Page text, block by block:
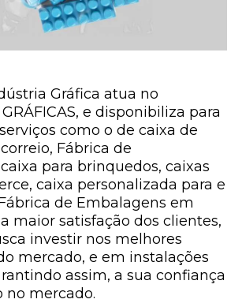
Gráfica atua no
e disponibiliza para
como o de caixa de
Fábrica de
para brinquedos, caixas
caixa personalizada para e
de Embalagens em
maior satisfação dos clientes,
investir nos melhores
mercado, e em instalações
assim, a sua confiança
no mercado.